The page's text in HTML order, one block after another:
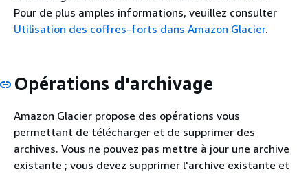
Pour de plus amples informations, veuillez consulter
Utilisation des coffres-forts dans Amazon Glacier.
Opérations d'archivage
Amazon Glacier propose des opérations vous
permettant de télécharger et de supprimer des
archives. Vous ne pouvez pas mettre à jour une archive
existante ; vous devez supprimer l'archive existante et